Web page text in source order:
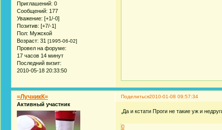
Приглашений: 0
Сообщений: 177
Уважение: [+1/-0]
Позитив: [+7/-1]
Пол: Мужской
Возраст: 31 [1995-06-02]
Провел на форуме:
17 часов 14 минут
Последний визит:
2010-05-18 20:33:50
Поделиться2010-01-08 09:57:34
=ЛучникК=
Активный участник
,Да и кстати Проги не такие уж и
0